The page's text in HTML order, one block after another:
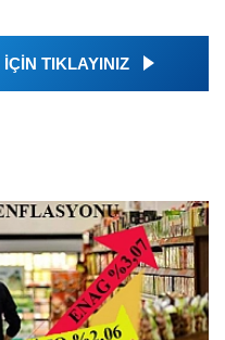
TIKLAYINIZ